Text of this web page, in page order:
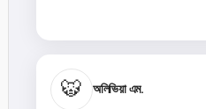
🐯 অলিভিয়া এম.